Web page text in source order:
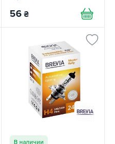
56 ₴
В наличии